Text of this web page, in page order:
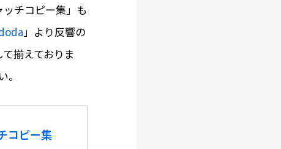
チコピー集」も
」より反響の
揃えておりま
コピー集